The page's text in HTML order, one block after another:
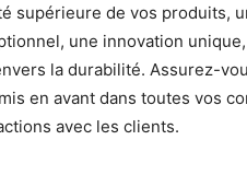
supérieure de vos produits,
une innovation
la durabilité. Assurez-
en avant dans toutes vos
avec les clients.